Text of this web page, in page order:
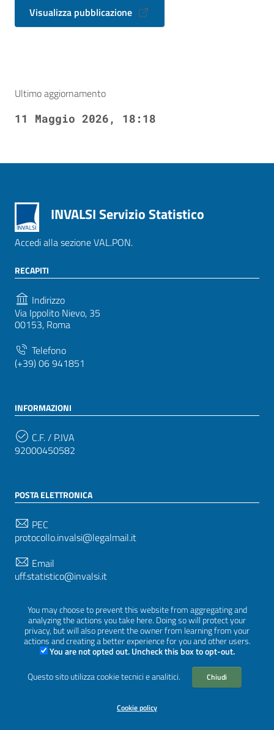
You may choose to prevent this website from aggregating and
analyzing the actions you take here. Doing so will protect your
privacy, but will also prevent the owner from learning from your
actions and creating a better experience for you and other users.
You are not opted out. Uncheck this box to opt-out.
Questo sito utilizza cookie tecnici e analitici.
Chiudi
Cookie policy
Visualizza pubblicazione
Ultimo aggiornamento
11 Maggio 2026, 18:18
INVALSI Servizio Statistico
Accedi alla sezione VAL.PON.
RECAPITI
Indirizzo
Via Ippolito Nievo, 35
00153, Roma
Telefono
(+39) 06 941851
INFORMAZIONI
C.F. / P.IVA
92000450582
POSTA ELETTRONICA
PEC
protocollo.invalsi@legalmail.it
Email
uff.statistico@invalsi.it
restituzione.dati@invalsi.it
SEGUICI SU
Sezione Link Utili